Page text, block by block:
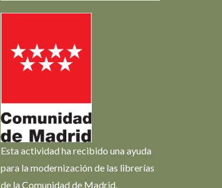
Esta actividad ha recibido una ayuda
para la modernización de las librerías
de la Comunidad de Madrid.